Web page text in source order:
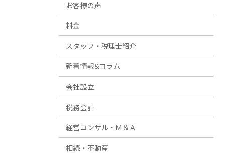
お客様の声
料金
スタッフ・税理士紹介
新着情報&コラム
会社設立
税務会計
経営コンサル・Ｍ＆Ａ
相続・不動産